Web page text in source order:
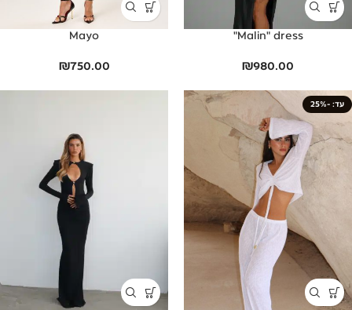
Malin" dress"
₪980.00
Mayo
₪750.00
-25%